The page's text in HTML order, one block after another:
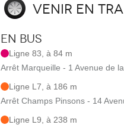
Venir en
En bus
Ligne 83, à 84 m
Arrêt Marqueille - 1 Avenue de
Ligne L7, à 186 m
Arrêt Champs Pinsons - 14
Ligne L9, à 238 m